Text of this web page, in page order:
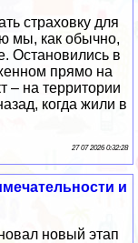
страховку для
мы, как обычно,
Остановились в
прямо на
– на территории
когда жили в
27 07 2026 0:32:28
и
новый этап